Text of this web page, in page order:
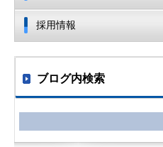
採用情報
ブログ内検索